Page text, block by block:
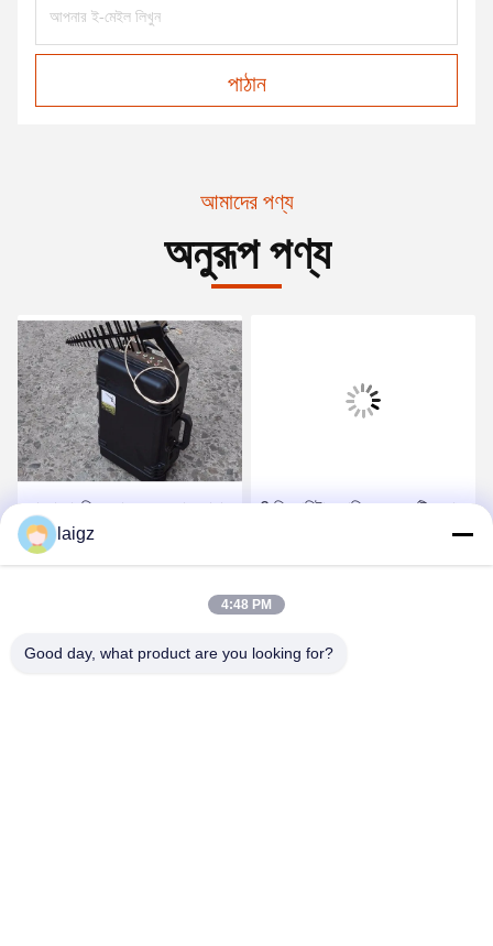
পাঠান
আমাদের পণ্য
অনুরূপ পণ্য
কালো সামরিক হ্যান্ডহেল্ড ড্রোন জামার
একক ব্যক্তি জাম সমস্ত ড্রোন
ফ্রিকোয়েন্সি
2 কিলোমিটার জামিং দূরত্ব এন্টি ড্রোন
জামার্স, ড্রোন আরএফ জামার 2.5 ঘন্টা
কাজের সময়
laigz
4:48 PM
Good day, what product are you looking for?